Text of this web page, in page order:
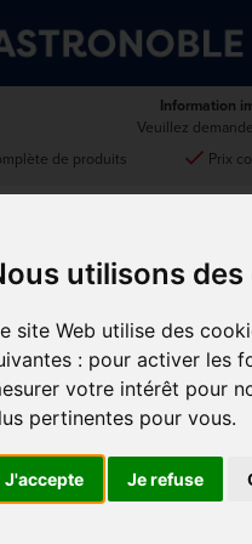
utilisons
site Web utilise des
: pour activer les
votre intérêt pour
pertinentes pour vous.
J'accepte Je refuse
Information
Veuillez
de produits done Prix
Accueil > Matériel électrique et
Max.